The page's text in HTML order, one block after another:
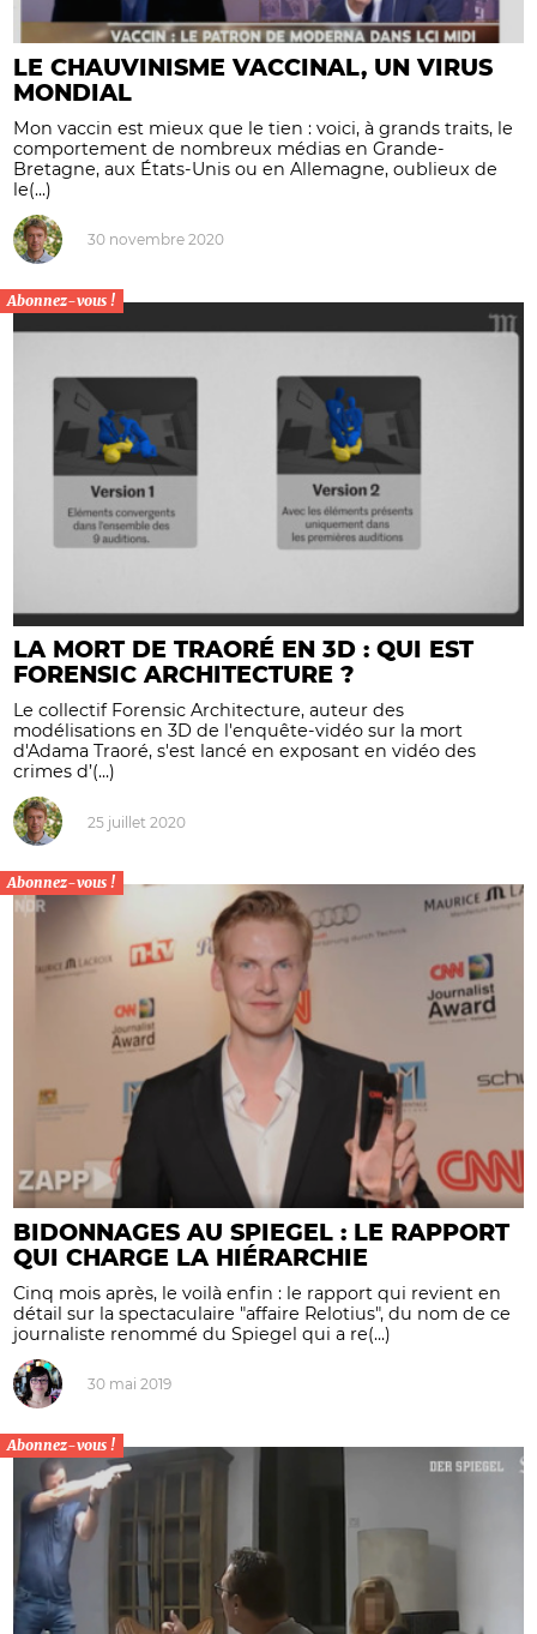
LE CHAUVINISME VACCINAL, UN VIRUS
MONDIAL
Mon vaccin est mieux que le tien : voici, à grands traits, le
comportement de nombreux médias en Grande-
Bretagne, aux États-Unis ou en Allemagne, oublieux de
le(...)
30 novembre 2020
Abonnez-vous !
LA MORT DE TRAORÉ EN 3D : QUI EST
FORENSIC ARCHITECTURE ?
Le collectif Forensic Architecture, auteur des
modélisations en 3D de l'enquête-vidéo sur la mort
d'Adama Traoré, s'est lancé en exposant en vidéo des
crimes d’(...)
25 juillet 2020
Abonnez-vous !
BIDONNAGES AU SPIEGEL : LE RAPPORT
QUI CHARGE LA HIÉRARCHIE
Cinq mois après, le voilà enfin : le rapport qui revient en
détail sur la spectaculaire "affaire Relotius", du nom de ce
journaliste renommé du Spiegel qui a re(...)
30 mai 2019
Abonnez-vous !